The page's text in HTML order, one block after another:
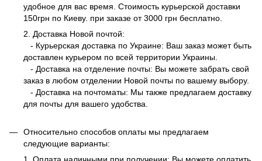
удобное для вас время. Стоимость курьерской доставки
150грн по Киеву. при заказе от 3000 грн бесплатно.
2. Доставка Новой почтой:
- Курьерская доставка по Украине: Ваш заказ может быть
доставлен курьером по всей территории Украины.
- Доставка на отделение почты: Вы можете забрать свой
заказ в любом отделении Новой почты по вашему выбору.
- Доставка на почтоматы: Мы также предлагаем доставку
для почты для вашего удобства.
Относительно способов оплаты мы предлагаем
следующие варианты: